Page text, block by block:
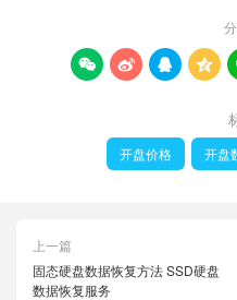
   
开盘价格 开盘
上一篇
固态硬盘数据恢复方法 SSD硬盘
数据恢复服务